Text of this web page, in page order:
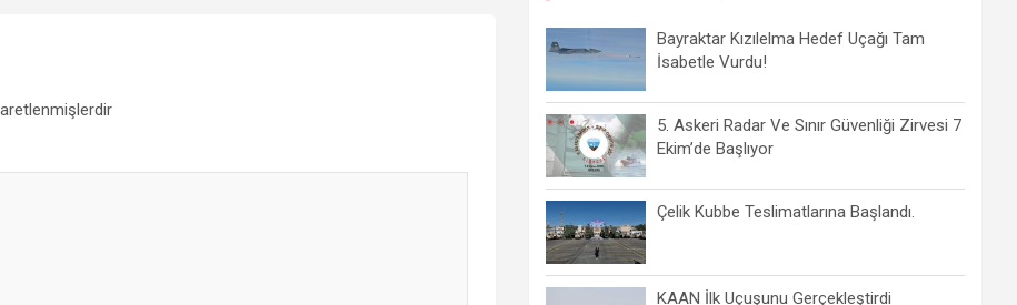
Bayraktar Kızılelma Hedef Uçağı Tam
İsabetle Vurdu!
5. Askeri Radar Ve Sınır Güvenliği Zirvesi 7
Ekim’de Başlıyor
Çelik Kubbe Teslimatlarına Başlandı.
KAAN İlk Uçuşunu Gerçekleştirdi